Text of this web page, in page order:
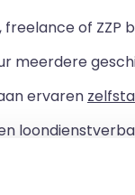
of ZZP
meerdere
ervaren